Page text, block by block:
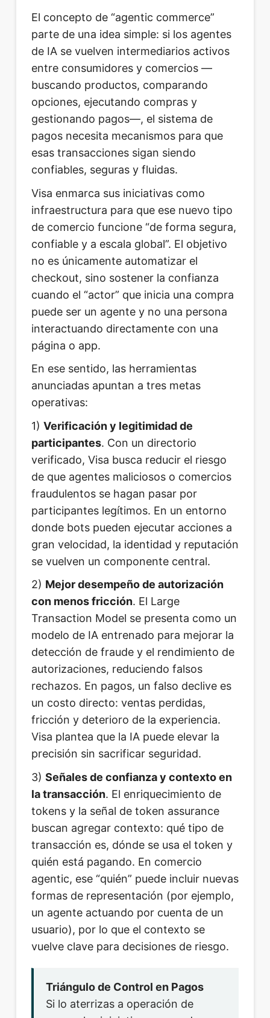
El concepto de “agentic commerce”
parte de una idea simple: si los agentes
de IA se vuelven intermediarios activos
entre consumidores y comercios —
buscando productos, comparando
opciones, ejecutando compras y
gestionando pagos—, el sistema de
pagos necesita mecanismos para que
esas transacciones sigan siendo
confiables, seguras y fluidas.
Visa enmarca sus iniciativas como
infraestructura para que ese nuevo tipo
de comercio funcione “de forma segura,
confiable y a escala global”. El objetivo
no es únicamente automatizar el
checkout, sino sostener la confianza
cuando el “actor” que inicia una compra
puede ser un agente y no una persona
interactuando directamente con una
página o app.
En ese sentido, las herramientas
anunciadas apuntan a tres metas
operativas:
1) Verificación y legitimidad de
participantes. Con un directorio
verificado, Visa busca reducir el riesgo
de que agentes maliciosos o comercios
fraudulentos se hagan pasar por
participantes legítimos. En un entorno
donde bots pueden ejecutar acciones a
gran velocidad, la identidad y reputación
se vuelven un componente central.
2) Mejor desempeño de autorización
con menos fricción. El Large
Transaction Model se presenta como un
modelo de IA entrenado para mejorar la
detección de fraude y el rendimiento de
autorizaciones, reduciendo falsos
rechazos. En pagos, un falso declive es
un costo directo: ventas perdidas,
fricción y deterioro de la experiencia.
Visa plantea que la IA puede elevar la
precisión sin sacrificar seguridad.
3) Señales de confianza y contexto en
la transacción. El enriquecimiento de
tokens y la señal de token assurance
buscan agregar contexto: qué tipo de
transacción es, dónde se usa el token y
quién está pagando. En comercio
agentic, ese “quién” puede incluir nuevas
formas de representación (por ejemplo,
un agente actuando por cuenta de un
usuario), por lo que el contexto se
vuelve clave para decisiones de riesgo.
Triángulo de Control en Pagos
Si lo aterrizas a operación de